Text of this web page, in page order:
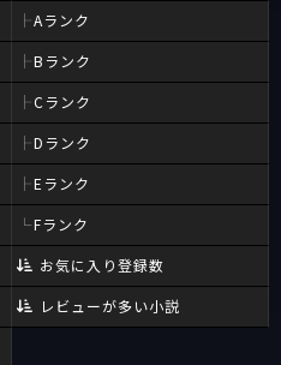
Aランク
Bランク
Cランク
Dランク
Eランク
Fランク
お気に入り登録数
レビューが多い小説